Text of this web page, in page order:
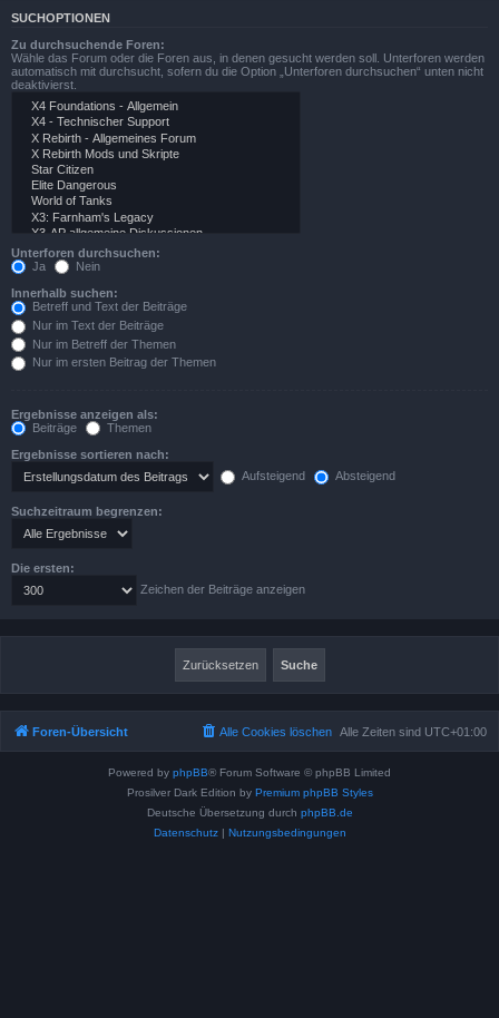
SUCHOPTIONEN
Zu durchsuchende Foren:
Wähle das Forum oder die Foren aus, in denen gesucht werden soll. Unterforen werden
automatisch mit durchsucht, sofern du die Option „Unterforen durchsuchen“ unten nicht
deaktivierst.
Unterforen durchsuchen:
Ja
Nein
Innerhalb suchen:
Betreff und Text der Beiträge
Nur im Text der Beiträge
Nur im Betreff der Themen
Nur im ersten Beitrag der Themen
Ergebnisse anzeigen als:
Beiträge
Themen
Ergebnisse sortieren nach:
Aufsteigend
Absteigend
Suchzeitraum begrenzen:
Die ersten:
Zeichen der Beiträge anzeigen
Foren-Übersicht Alle Zeiten sind UTC+01:00
Alle Cookies löschen
Powered by phpBB® Forum Software © phpBB Limited
Prosilver Dark Edition by Premium phpBB Styles
Deutsche Übersetzung durch phpBB.de
Datenschutz| Nutzungsbedingungen